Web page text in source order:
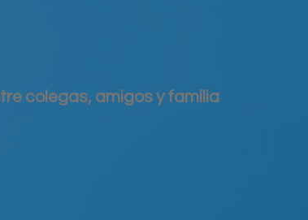
colegas, amigos y familia